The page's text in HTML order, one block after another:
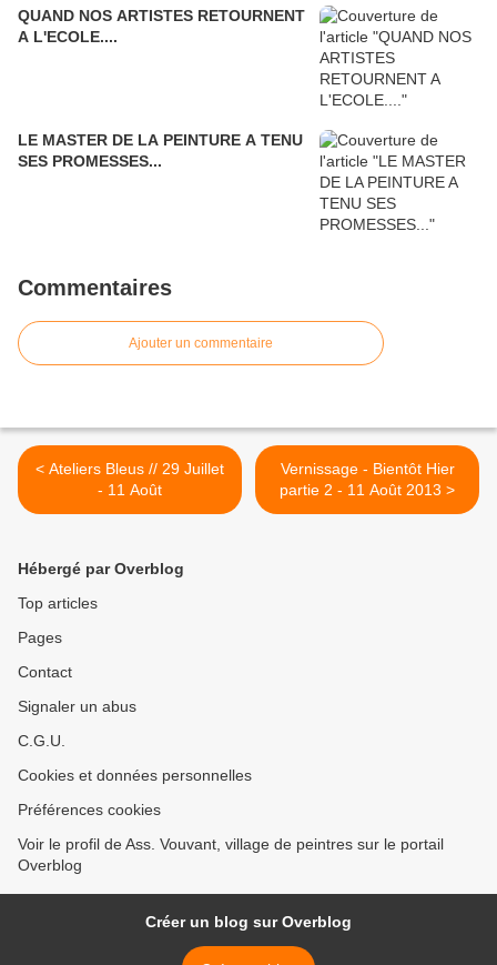
QUAND NOS ARTISTES RETOURNENT
A L'ECOLE....
LE MASTER DE LA PEINTURE A TENU
SES PROMESSES...
Commentaires
Ajouter un commentaire
< Ateliers Bleus // 29 Juillet
- 11 Août
Vernissage - Bientôt Hier
partie 2 - 11 Août 2013 >
Hébergé par Overblog
Top articles
Pages
Contact
Signaler un abus
C.G.U.
Cookies et données personnelles
Préférences cookies
Voir le profil de Ass. Vouvant, village de peintres sur le portail
Overblog
Créer un blog sur Overblog